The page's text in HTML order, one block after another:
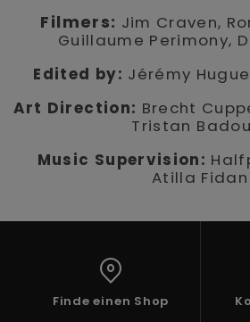
Filmers: Jim Craven,
Guillaume Perimony,
Edited by: Jérémy
Art Direction: Brecht
Tristan
Music Supervision:
Atilla Fidan
Finde einen Shop